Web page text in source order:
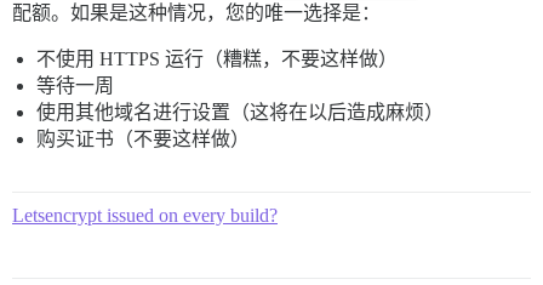
配额。如果是这种情况，您的唯一选择是：
不使用 HTTPS 运行（糟糕，不要这样做）
等待一周
使用其他域名进行设置（这将在以后造成麻烦）
购买证书（不要这样做）
Letsencrypt issued on every build?